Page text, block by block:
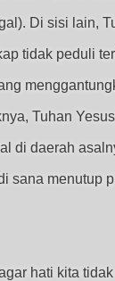
Di sisi lain,
tidak peduli
Tuhan
di daerah
sana menutup
hati kita